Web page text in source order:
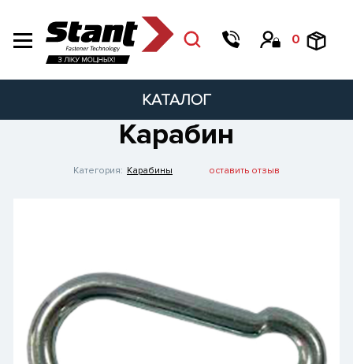
0
КАТАЛОГ
Карабин
Категория: Карабины оставить отзыв